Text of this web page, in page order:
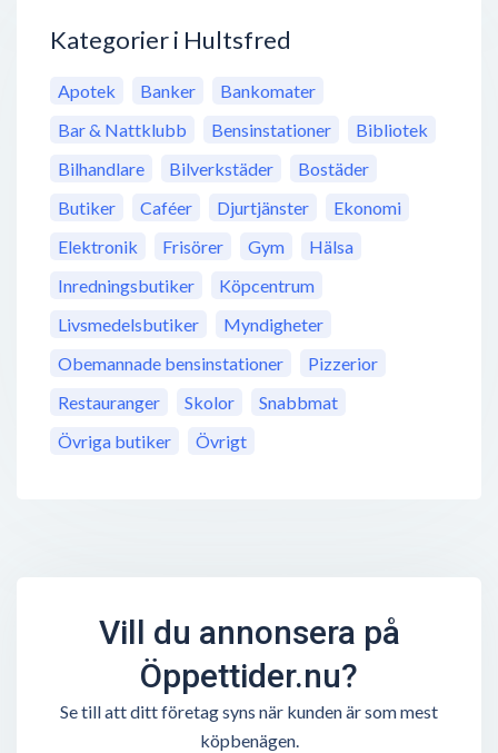
Kategorier i Hultsfred
Apotek Banker
Bankomater
Bar & Nattklubb
Bensinstationer
Bibliotek
Bilhandlare
Bilverkstäder
Bostäder
Butiker
Caféer Djurtjänster
Ekonomi
Elektronik
Frisörer Gym
Hälsa
Inredningsbutiker
Köpcentrum
Livsmedelsbutiker
Myndigheter
Obemannade bensinstationer
Pizzerior
Restauranger
Skolor
Snabbmat
Övriga butiker
Övrigt
Vill du annonsera på
Öppettider.nu?
Se till att ditt företag syns när kunden är som mest
köpbenägen.